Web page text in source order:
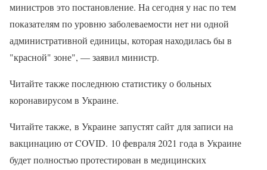
министров это постановление. На сегодня у нас по тем
показателям по уровню заболеваемости нет ни одной
административной единицы, которая находилась бы в
"красной" зоне", — заявил министр.
Читайте также последнюю статистику о больных
коронавирусом в Украине.
Читайте также, в Украине запустят сайт для записи на
вакцинацию от COVID. 10 февраля 2021 года в Украине
будет полностью протестирован в медицинских